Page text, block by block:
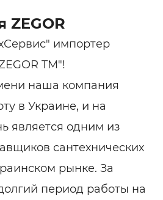
ZEGOR
импортер
TM"!
наша компания
в Украине, и на
является одним из
сантехнических
рынке. За
период работы на